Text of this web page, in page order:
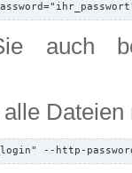
auch
--http-